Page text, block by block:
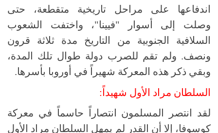
اندفاعها على مراحل تاريخية متقطعة، حتى
وصلت إلى أسوار "فيينا"، واختفت الشعوب
السلافية الجنوبية من التاريخ مدة ثلاثة قرون
ونصف. ولم تقم للصرب دولة طوال تلك المدة،
وبقي ذكر هذه المعركة شهيراً في أوروبا بأسرها.
السلطان مراد الأول شهيداً:
لقد انتصر المسلمون انتصاراً حاسماً في معركة
كوسوفا، إلا أن القدر لم يمهل السلطان مراد الأول